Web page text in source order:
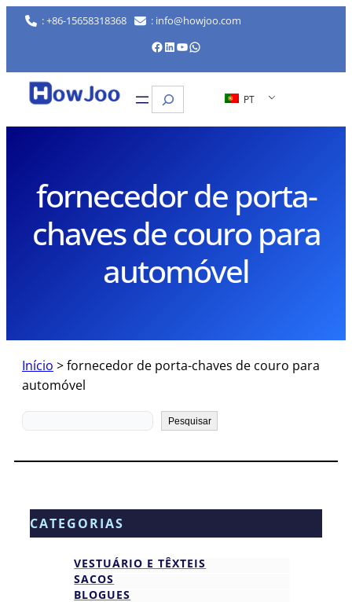
Saltar
conteúdo
: +86-15658318368 : info@howjoo.com
Facebook LinkedIn YouTube WhatsApp
Pesquisar PT
fornecedor de porta-
chaves de couro para
automóvel
Início >fornecedor de porta-chaves de couro para
automóvel
Pesquisar Pesquisar
CATEGORIAS
VESTUÁRIO E TÊXTEIS
SACOS
BLOGUES